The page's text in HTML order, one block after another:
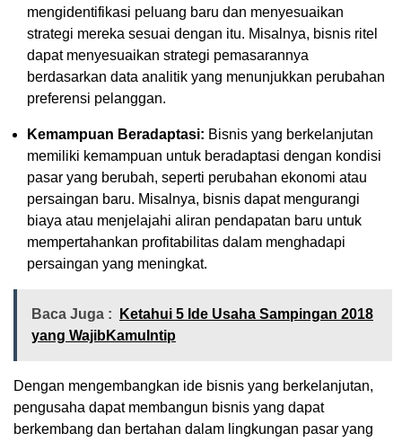
mengidentifikasi peluang baru dan menyesuaikan
strategi mereka sesuai dengan itu. Misalnya, bisnis ritel
dapat menyesuaikan strategi pemasarannya
berdasarkan data analitik yang menunjukkan perubahan
preferensi pelanggan.
Kemampuan Beradaptasi: Bisnis yang berkelanjutan
memiliki kemampuan untuk beradaptasi dengan kondisi
pasar yang berubah, seperti perubahan ekonomi atau
persaingan baru. Misalnya, bisnis dapat mengurangi
biaya atau menjelajahi aliran pendapatan baru untuk
mempertahankan profitabilitas dalam menghadapi
persaingan yang meningkat.
Baca Juga :
Ketahui 5 Ide Usaha Sampingan 2018
yang WajibKamuIntip
Dengan mengembangkan ide bisnis yang berkelanjutan,
pengusaha dapat membangun bisnis yang dapat
berkembang dan bertahan dalam lingkungan pasar yang